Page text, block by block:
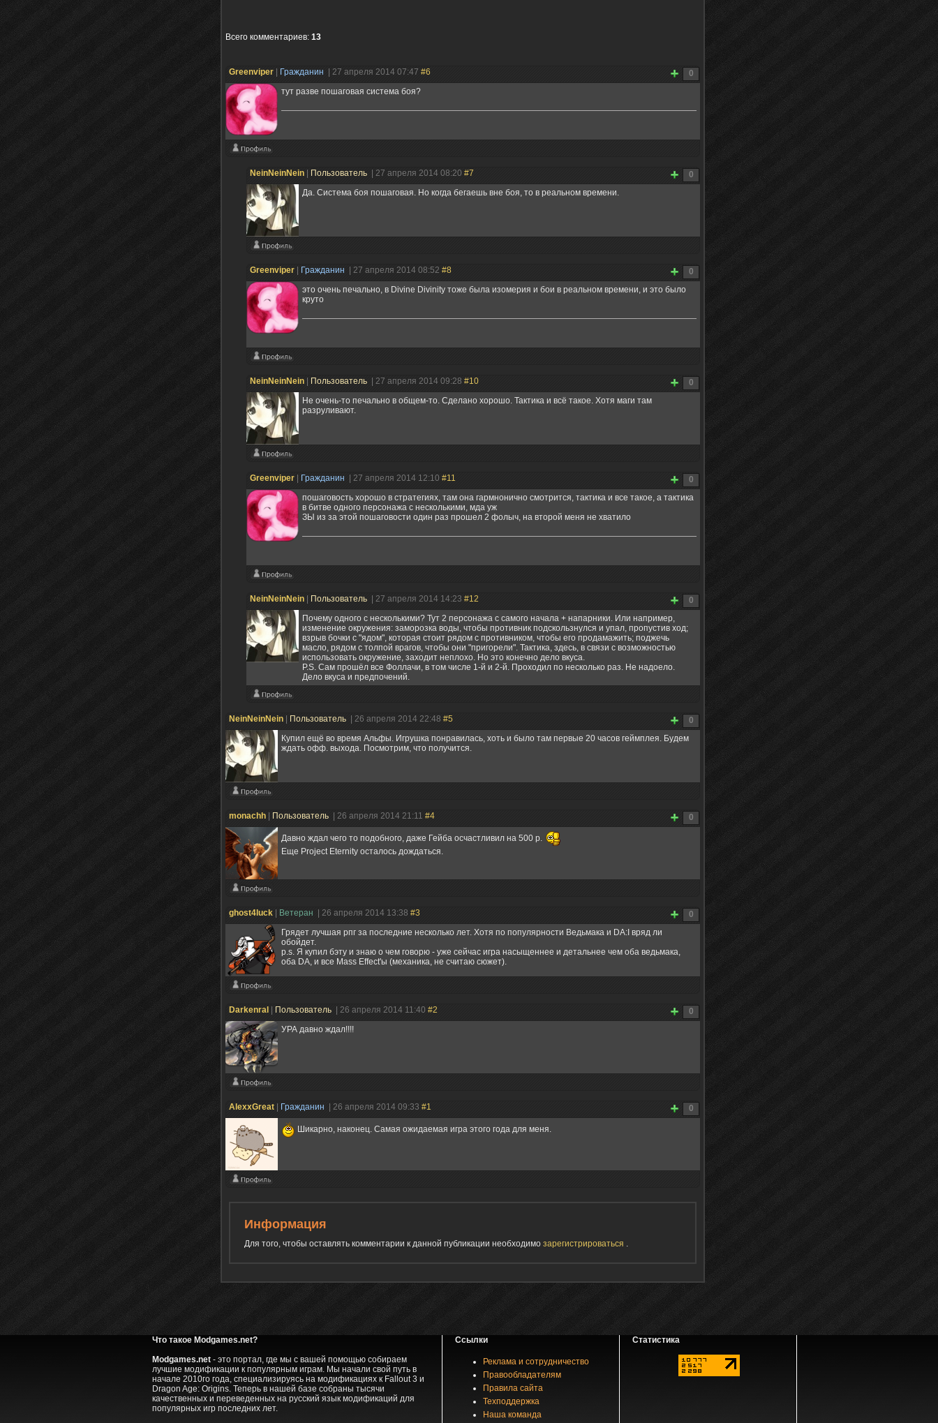
Всего комментариев: 13
0
Grееnviper Гражданин | 27 апреля 2014 07:47 #6
тут разве пошаговая система боя?
0
NeinNeinNein Пользователь | 27 апреля 2014 08:20 #7
Да. Система боя пошаговая. Но когда бегаешь вне боя, то в реальном времени.
0
Grееnviper Гражданин | 27 апреля 2014 08:52 #8
это очень печально, в Divine Divinity тоже была изомерия и бои в реальном времени, и это было
круто
0
NeinNeinNein Пользователь | 27 апреля 2014 09:28 #10
Не очень-то печально в общем-то. Сделано хорошо. Тактика и всё такое. Хотя маги там
разруливают.
0
Grееnviper Гражданин | 27 апреля 2014 12:10 #11
пошаговость хорошо в стратегиях, там она гармнонично смотрится, тактика и все такое, а тактика
в битве одного персонажа с несколькими, мда уж
ЗЫ из за этой пошаговости один раз прошел 2 фолыч, на второй меня не хватило
0
NeinNeinNein Пользователь | 27 апреля 2014 14:23 #12
Почему одного с несколькими? Тут 2 персонажа с самого начала + напарники. Или например,
изменение окружения: заморозка воды, чтобы противник подскользнулся и упал, пропустив ход;
взрыв бочки с "ядом", которая стоит рядом с противником, чтобы его продамажить; поджечь
масло, рядом с толпой врагов, чтобы они "пригорели". Тактика, здесь, в связи с возможностью
использовать окружение, заходит неплохо. Но это конечно дело вкуса.
P.S. Сам прошёл все Фоллачи, в том числе 1-й и 2-й. Проходил по несколько раз. Не надоело.
Дело вкуса и предпочений.
0
NeinNeinNein Пользователь | 26 апреля 2014 22:48 #5
Купил ещё во время Альфы. Игрушка понравилась, хоть и было там первые 20 часов геймплея. Будем
ждать офф. выхода. Посмотрим, что получится.
0
monachh Пользователь | 26 апреля 2014 21:11 #4
Давно ждал чего то подобного, даже Гейба осчастливил на 500 р.
Еще Project Eternity осталось дождаться.
0
ghost4luck Ветеран | 26 апреля 2014 13:38 #3
Грядет лучшая рпг за последние несколько лет. Хотя по популярности Ведьмака и DA:I вряд ли
обойдет.
p.s. Я купил бэту и знаю о чем говорю - уже сейчас игра насыщеннее и детальнее чем оба ведьмака,
оба DA, и все Mass Effect'ы (механика, не считаю сюжет).
0
Darkenral Пользователь | 26 апреля 2014 11:40 #2
УРА давно ждал!!!!
0
AlexxGreat Гражданин | 26 апреля 2014 09:33 #1
Шикарно, наконец. Самая ожидаемая игра этого года для меня.
Информация
Для того, чтобы оставлять комментарии к данной публикации необходимо зарегистрироваться .
Что такое Modgames.net?
Modgames.net- это портал, где мы с вашей помощью собираем
лучшие модификации к популярным играм. Мы начали свой путь в
начале 2010го года, специализируясь на модификациях к Fallout 3 и
Dragon Age: Origins. Теперь в нашей базе собраны тысячи
качественных и переведенных на русский язык модификаций для
популярных игр последних лет.
Ссылки
Реклама и сотрудничество
Правообладателям
Правила сайта
Техподдержка
Наша команда
Статистика